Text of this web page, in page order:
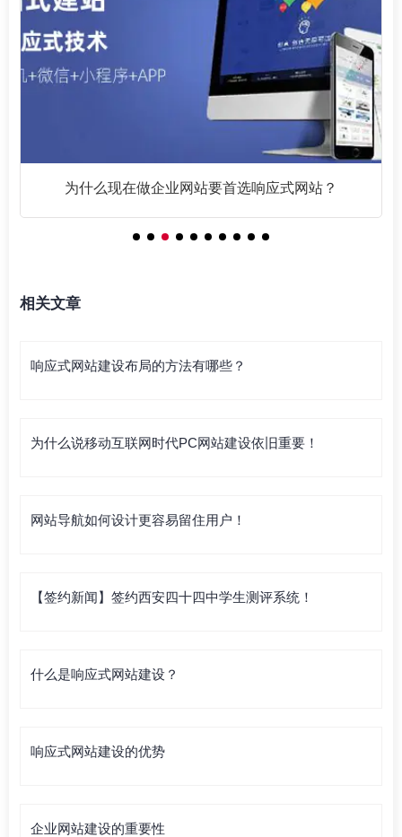
为什么现在做企业网站要首选响应式网站？
相关文章
响应式网站建设布局的方法有哪些？
为什么说移动互联网时代PC网站建设依旧重要！
网站导航如何设计更容易留住用户！
【签约新闻】签约西安四十四中学生测评系统！
什么是响应式网站建设？
响应式网站建设的优势
企业网站建设的重要性